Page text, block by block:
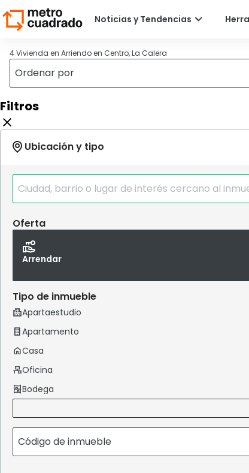
4 Vivienda en Arriendo en Centro, La Calera
Filtros
Oferta
Arrendar
Tipo de inmueble